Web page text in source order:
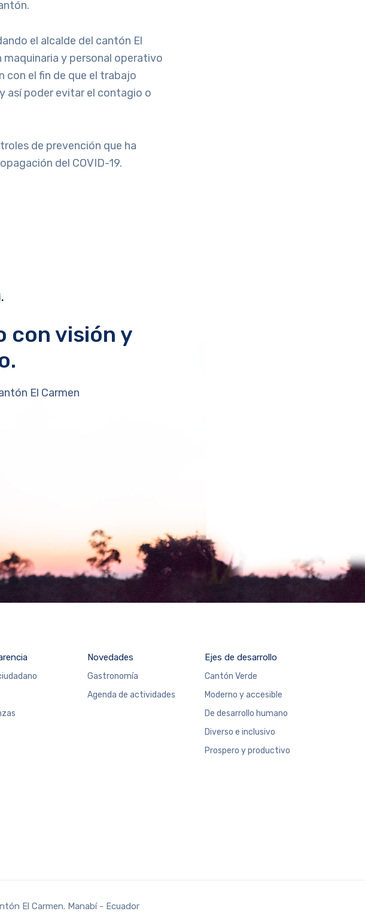
el alcalde del cantón El
maquinaria y personal operativo
con el fin de que el trabajo
así poder evitar el contagio o
de prevención que ha
del COVID-19.
con visión y
El Carmen
Novedades
Gastronomía
Agenda de actividades
Ejes de desarrollo
Cantón Verde
Moderno y accesible
De desarrollo humano
Diverso e inclusivo
Prospero y productivo
El Carmen. Manabí - Ecuador